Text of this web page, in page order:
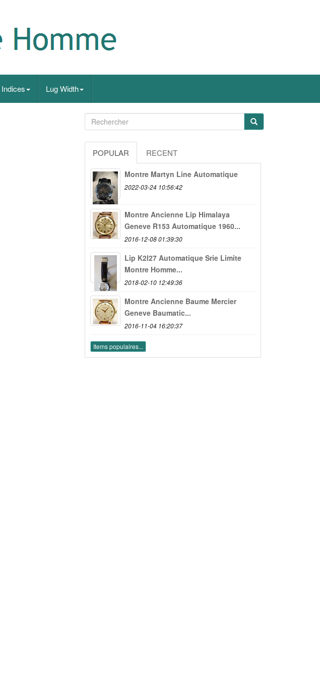
Indices Lug Width
POPULAR RECENT
Montre Martyn Line Automatique
2022-03-24 10:56:42
Montre Ancienne Lip Himalaya
Geneve R153 Automatique 1960...
2016-12-08 01:39:30
Lip K2l27 Automatique Srie Limite
Montre Homme...
2018-02-10 12:49:36
Montre Ancienne Baume Mercier
Geneve Baumatic...
2016-11-04 16:20:37
Items populaires...